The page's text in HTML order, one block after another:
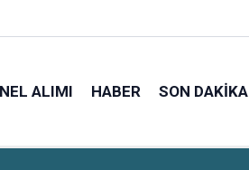
ALIMI HABER SON DAKIKA